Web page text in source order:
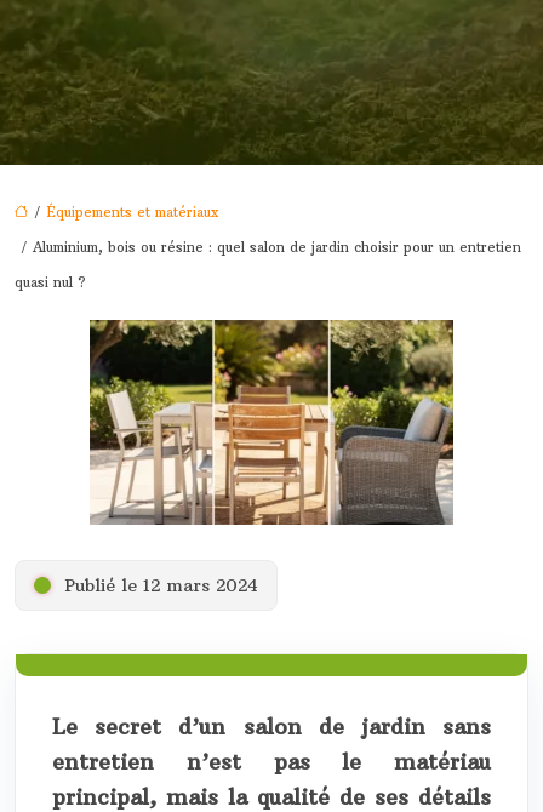
/ Équipements et matériaux
/ Aluminium, bois ou résine : quel salon de jardin choisir pour un entretien
quasi nul ?
Publié le 12 mars 2024
Le secret d’un salon de jardin sans
entretien n’est pas le matériau
principal, mais la qualité de ses détails